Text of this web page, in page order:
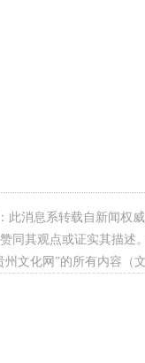
此消息系转载自新闻权
同其观点或证实其描述
州文化网”的所有内容（